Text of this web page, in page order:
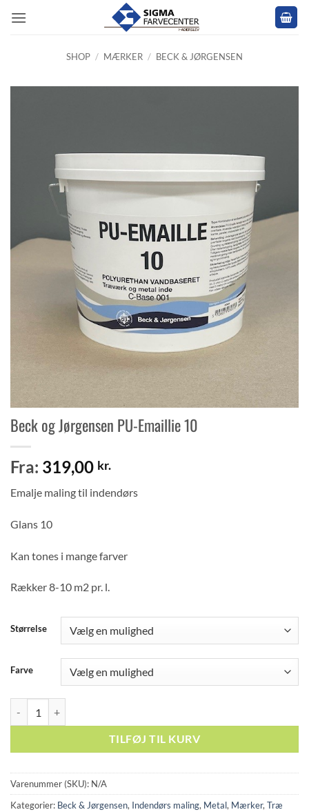
SHOP / MÆRKER / BECK & JØRGENSEN
Beck og Jørgensen PU-Emaillie 10
Fra: 319,00 kr.
Emalje maling til indendørs
Glans 10
Kan tones i mange farver
Rækker 8-10 m2 pr. l.
Størrelse
Farve
TILFØJ TIL KURV
Varenummer (SKU): N/A
Kategorier: Beck & Jørgensen, Indendørs maling, Metal, Mærker, Træ